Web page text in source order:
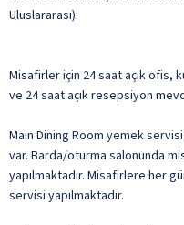
Uluslararası).
Misafirler için 24 saat açık ofis,
ve 24 saat açık resepsiyon
Main Dining Room yemek
var. Barda/oturma salonunda
yapılmaktadır. Misafirlere her
servisi yapılmaktadır.